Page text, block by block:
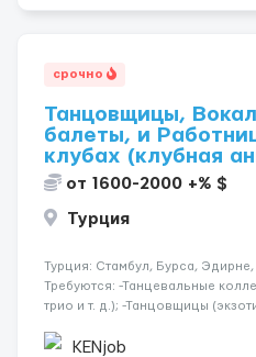
срочно
Танцовщицы,
балеты, и
клубах (клубная
от 1600-2000 +% $
Турция
Турция: Стамбул, Бурса, Эдирне,
Требуются: -Танцевальные
трио и т. д.); -Танцовщицы
языках); -Гимнастки; -Работницы
KENjob